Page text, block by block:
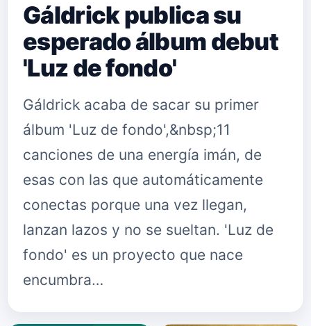
Gáldrick publica su
esperado álbum debut
'Luz de fondo'
Gáldrick acaba de sacar su primer
álbum 'Luz de fondo',&nbsp;11
canciones de una energía imán, de
esas con las que automáticamente
conectas porque una vez llegan,
lanzan lazos y no se sueltan. 'Luz de
fondo' es un proyecto que nace
encumbra…